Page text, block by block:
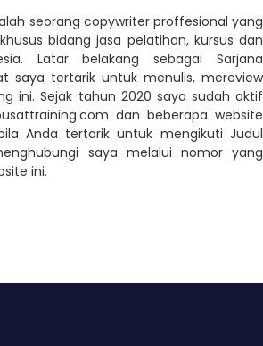
seorang copywriter proffesional yang
bidang jasa pelatihan, kursus dan
Latar belakang sebagai Sarjana
saya tertarik untuk menulis, mereview
ini. Sejak tahun 2020 saya sudah aktif
dan beberapa website
Anda tertarik untuk mengikuti Judul
saya melalui nomor yang
ini.